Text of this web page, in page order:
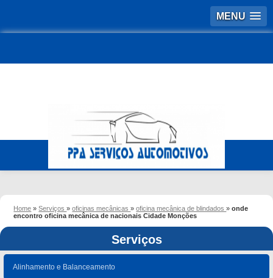
MENU
Home »Serviços»oficinas mecânicas»oficina mecânica de blindados»onde
encontro oficina mecânica de nacionais Cidade Monções
Serviços
Alinhamento e Balanceamento